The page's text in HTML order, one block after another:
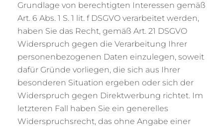
Grundlage von berechtigten Interessen gemäß
Art. 6 Abs. 1 S. 1 lit. f DSGVO verarbeitet werden,
haben Sie das Recht, gemäß Art. 21 DSGVO
Widerspruch gegen die Verarbeitung Ihrer
personenbezogenen Daten einzulegen, soweit
dafür Gründe vorliegen, die sich aus Ihrer
besonderen Situation ergeben oder sich der
Widerspruch gegen Direktwerbung richtet. Im
letzteren Fall haben Sie ein generelles
Widerspruchsrecht, das ohne Angabe einer